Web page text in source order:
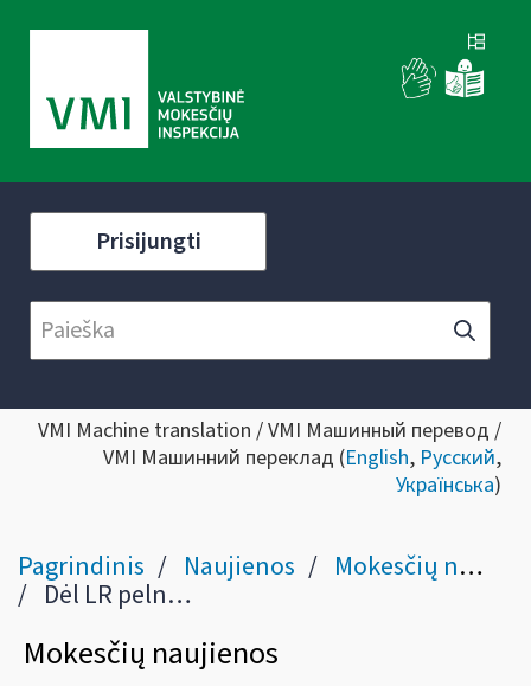
Prisijungti
VMI Machine translation / VMI Машинный перевод /
VMI Машинний переклад (English, Русский,
Українська)
Pagrindinis Naujienos Mokesčių naujienos
Dėl LR pelno mokesčio įstatymo 31 straipsnio 1 dalies 21 punkto apibendrinto paaiškinimo (komentaro)
Mokesčių naujienos